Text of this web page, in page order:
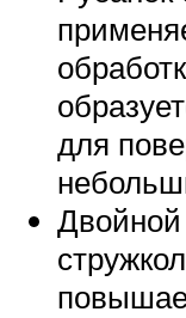
для
Двойной